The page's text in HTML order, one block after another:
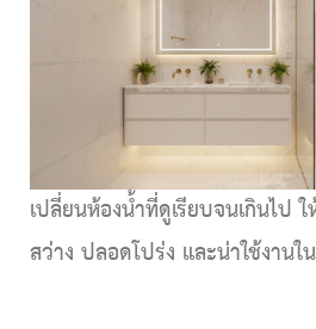
เปลี่ยนห้องน้ำที่ดูเรียบจนเกินไป
สว่าง ปลอดโปร่ง และน่าใช้งาน